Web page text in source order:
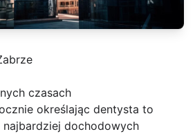
czasach
określając dentysta to
dochodowych